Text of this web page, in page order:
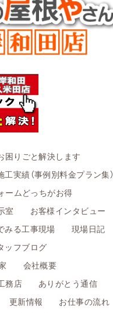
困りごと解決します
工実績（事例別料金プラン集）
ームどっちがお得
室
お客様インタビュー
みる工事現場
現場日記
ッフブログ
会社概要
務店
ありがとう通信
更新情報
お仕事の流れ